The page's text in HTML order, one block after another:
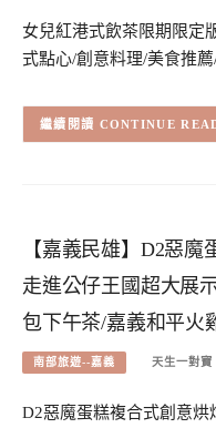
女兒紅港式飲茶限期限定
式點心/創意料理/美食推
CONTINUE
【嘉義民雄】D2惡
走進公仔王國超大展
包下午茶/嘉義和平火
南部旅遊--嘉義 天生一對寶
D2惡魔蛋糕複合式創意